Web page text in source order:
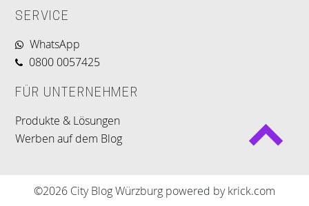
SERVICE
WhatsApp
0800 0057425
FÜR UNTERNEHMER
Produkte & Lösungen
Werben auf dem Blog
©2026 City Blog Würzburg powered by krick.com